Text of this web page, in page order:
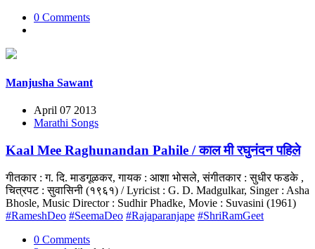
0 Comments
Manjusha Sawant
April 07 2013
Marathi Songs
Kaal Mee Raghunandan Pahile / काल मी रघुनंदन पहिले
गीतकार : ग. दि. माडगूळकर, गायक : आशा भोसले, संगीतकार : सुधीर फडके ,
चित्रपट : सुवासिनी (१९६१) / Lyricist : G. D. Madgulkar, Singer : Asha
Bhosle, Music Director : Sudhir Phadke, Movie : Suvasini (1961)
#RameshDeo #SeemaDeo #Rajaparanjape #ShriRamGeet
0 Comments